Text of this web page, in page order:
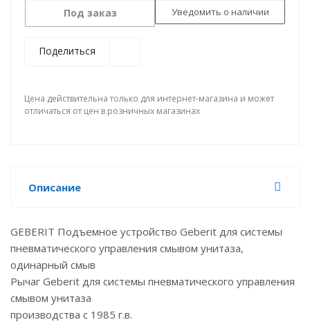
Под заказ Уведомить о наличии
Поделиться
Цена действительна только для интернет-магазина и может
отличаться от цен в розничных магазинах
Описание
GEBERIT Подъемное устройство Geberit для системы
пневматического управления смывом унитаза,
одинарный смыв
Рычаг Geberit для системы пневматического управления
смывом унитаза
производства с 1985 г.в.